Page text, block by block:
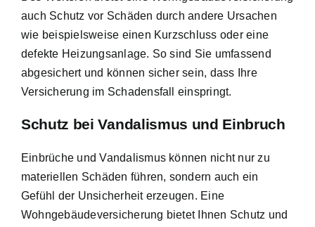
auch Schutz vor Schäden durch andere Ursachen
wie beispielsweise einen Kurzschluss oder eine
defekte Heizungsanlage. So sind Sie umfassend
abgesichert und können sicher sein, dass Ihre
Versicherung im Schadensfall einspringt.
Schutz bei Vandalismus und Einbruch
Einbrüche und Vandalismus können nicht nur zu
materiellen Schäden führen, sondern auch ein
Gefühl der Unsicherheit erzeugen. Eine
Wohngebäudeversicherung bietet Ihnen Schutz und